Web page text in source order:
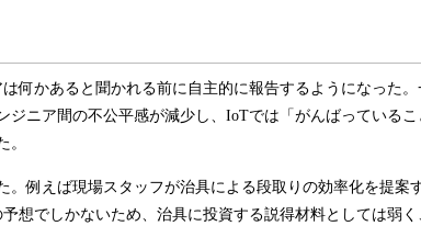
何かあると聞かれる前に自主的に報告するようになった。
ニア間の不公平感が減少し、IoTでは「がんばっているこ
。
例えば現場スタッフが治具による段取りの効率化を提案
想でしかないため、治具に投資する説得材料としては弱く